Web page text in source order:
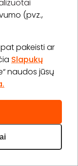
(pvz.,
pakeisti ar
Slapukų
naudos jūsų
+370
medis